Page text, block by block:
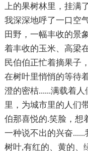
上的果树林里，挂满
我深深地呼了一口空
田野，一幅丰收的景
着丰收的玉米、高梁
民伯伯正忙着摘果子
在树叶里悄悄的等待
澄的密桔......满载着
里，为城市里的人们
伯那喜悦的.笑脸，想
一种说不出的兴奋
树叶,有红的、黄的、